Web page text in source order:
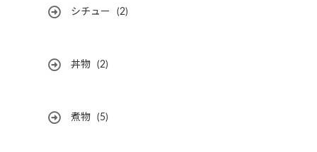
シチュー (2)
丼物 (2)
煮物 (5)